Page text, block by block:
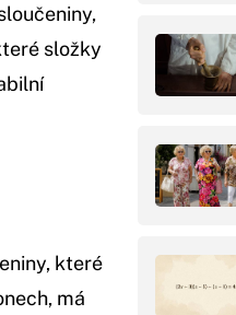
složky
které
má